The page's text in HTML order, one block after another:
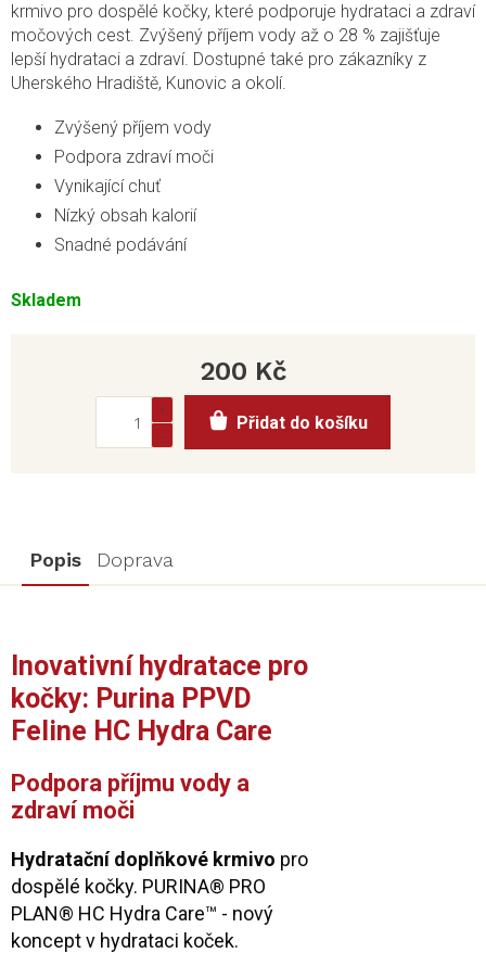
Skladem
krmivo pro dospělé kočky, které podporuje hydrataci a zdraví
močových cest. Zvýšený příjem vody až o 28 % zajišťuje
lepší hydrataci a zdraví. Dostupné také pro zákazníky z
Uherského Hradiště, Kunovic a okolí.
Zvýšený příjem vody
Podpora zdraví moči
Vynikající chuť
Nízký obsah kalorií
Snadné podávání
200 Kč
cena:
Přidat do košíku
Popis Doprava
Inovativní hydratace pro
kočky: Purina PPVD
Feline HC Hydra Care
Podpora příjmu vody a
zdraví moči
Hydratační doplňkové krmivo pro
dospělé kočky. PURINA® PRO
PLAN® HC Hydra Care™ - nový
koncept v hydrataci koček.